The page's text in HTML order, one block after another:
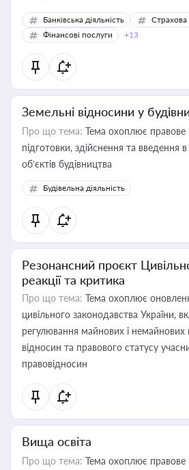
Банківська діяльність
Страхова
Фінансові послуги
+13
Земельні відносини у
Про що тема: Тема охоплює правове
підготовки, здійснення та введення
об’єктів будівництва
Будівельна діяльність
Резонансний проєкт
реакції та критика
Про що тема: Тема охоплює
цивільного законодавства України,
регулювання майнових і немайнових
відносин та правового статусу
правовідносин
Вища освіта
Про що тема: Тема охоплює правове